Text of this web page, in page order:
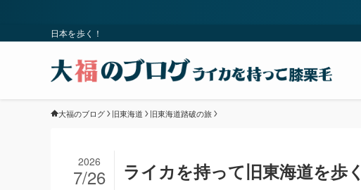
日本を歩く！
大福のブログ 旧東海道 旧東海道踏破の旅
ライカを持って旧東海道を歩
2026
7/26